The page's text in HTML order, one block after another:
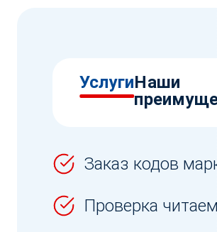
УслугиНаши
Заказ кодов
Проверка